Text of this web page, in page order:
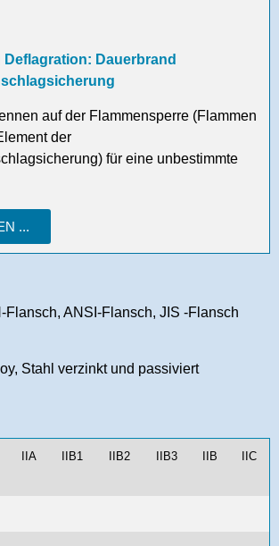
Dauerbrand
auf der Flammensperre (Flammen
der
für eine unbestimmte
...
Flansch, ANSI-Flansch, JIS -Flansch
Stahl verzinkt und passiviert
IIA IIB1 IIB2 IIB3 IIB IIC